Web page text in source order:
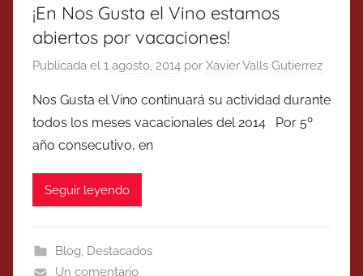
¡En Nos Gusta el Vino estamos
abiertos por vacaciones!
Publicada el 1 agosto, 2014 por Xavier Valls Gutierrez
Nos Gusta el Vino continuará su actividad durante
todos los meses vacacionales del 2014 Por 5º
año consecutivo, en
Seguir leyendo
Blog, Destacados
Un comentario